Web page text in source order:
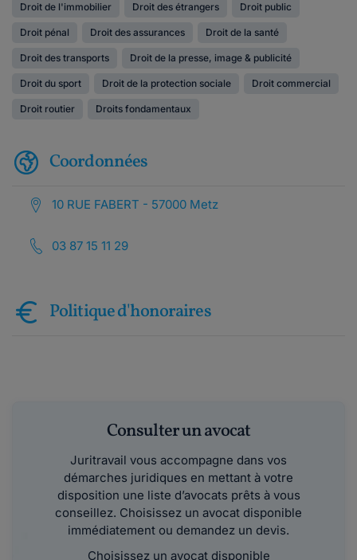
Droit de l'immobilier Droit des étrangers Droit public
Droit pénal Droit des assurances Droit de la santé
Droit des transports Droit de la presse, image & publicité
Droit du sport Droit de la protection sociale Droit commercial
Droit routier Droits fondamentaux
Coordonnées
10 RUE FABERT - 57000 Metz
03 87 15 11 29
Politique d'honoraires
Consulter un avocat
Juritravail vous accompagne dans vos
démarches juridiques en mettant à votre
disposition une liste d’avocats prêts à vous
conseillez. Choisissez un avocat disponible
immédiatement ou demandez un devis.
Choisissez un avocat disponible